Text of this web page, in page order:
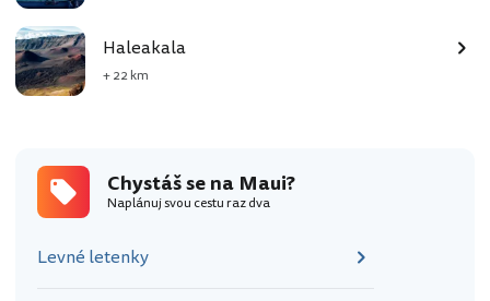
Haleakala
+ 22 km
Chystáš se na Maui?
Naplánuj svou cestu raz dva
Levné letenky